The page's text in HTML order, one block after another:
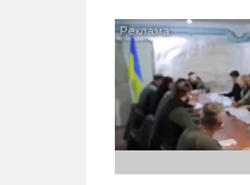
Сложившаяся
означает
уязвимости
перед Китаем.